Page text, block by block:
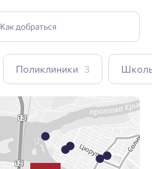
Как добраться
Поликлиники 3